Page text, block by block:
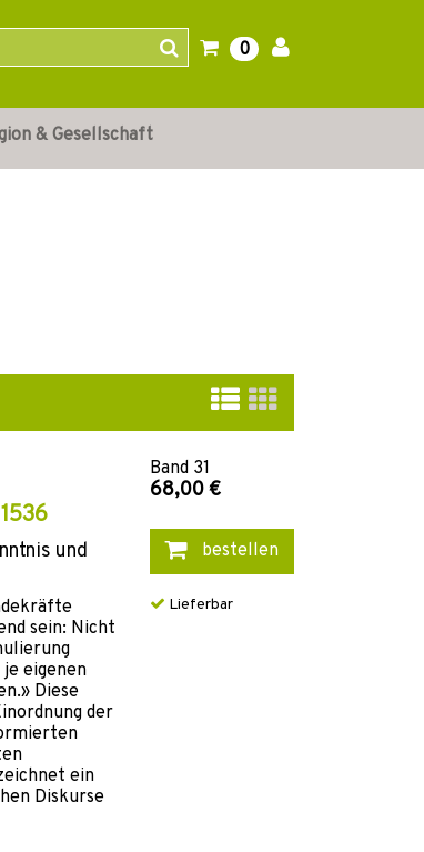
0
& Gesellschaft
und
sein: Nicht
eigenen
Diese
der
ein
Diskurse
Band 31
68,00 €
bestellen
Lieferbar